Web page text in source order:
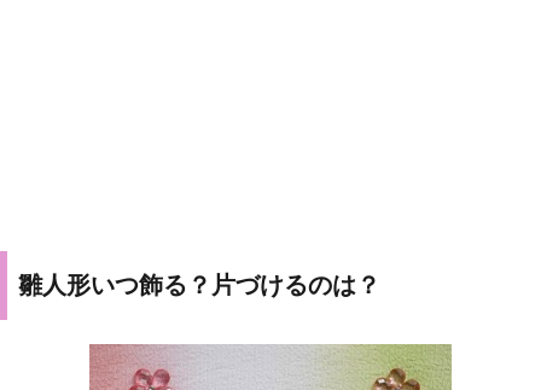
雛人形いつ飾る？片づけるのは？